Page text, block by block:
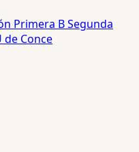
Primera BSegunda
de Conce